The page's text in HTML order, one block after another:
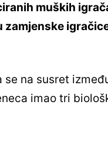
muških
zamjenske
se na susret
imao tri